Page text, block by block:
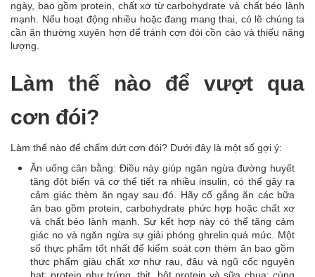
ngày, bao gồm protein, chất xơ từ carbohydrate và chất béo lành
mạnh. Nếu hoạt động nhiều hoặc đang mang thai, có lẽ chúng ta
cần ăn thường xuyên hơn để tránh cơn đói cồn cào và thiếu năng
lượng.
Làm thế nào để vượt qua
cơn đói?
Làm thế nào để chấm dứt cơn đói? Dưới đây là một số gợi ý:
Ăn uống cân bằng: Điều này giúp ngăn ngừa đường huyết
tăng đột biến và cơ thể tiết ra nhiều insulin, có thể gây ra
cảm giác thèm ăn ngay sau đó. Hãy cố gắng ăn các bữa
ăn bao gồm protein, carbohydrate phức hợp hoặc chất xơ
và chất béo lành mạnh. Sự kết hợp này có thể tăng cảm
giác no và ngăn ngừa sự giải phóng ghrelin quá mức. Một
số thực phẩm tốt nhất để kiểm soát cơn thèm ăn bao gồm
thực phẩm giàu chất xơ như rau, đậu và ngũ cốc nguyên